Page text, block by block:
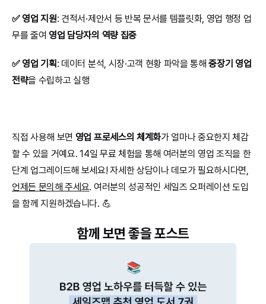
✅ 영업 지원: 견적서·제안서 등 반복 문서를 템플릿화, 영업 행정 업
무를 줄여 영업 담당자의 역량 집중
✅ 영업 기획 : 데이터 분석, 시장·고객 현황 파악을 통해 중장기 영업
전략을 수립하고 실행
직접 사용해 보면 영업 프로세스의 체계화가 얼마나 중요한지 체감
할 수 있을 거예요. 14일 무료 체험을 통해 여러분의 영업 조직을 한
언제든 문의해 주세요. 여러분의 성공적인 세일즈 오퍼레이션 도입
을 함께 지원하겠습니다. 💪
함께 보면 좋을 포스트